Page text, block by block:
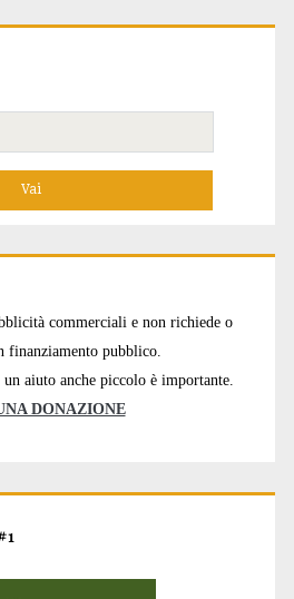
commerciali e non richiede o
finanziamento pubblico.
un aiuto anche piccolo è importante.
DONAZIONE